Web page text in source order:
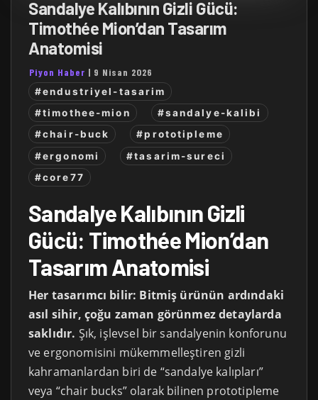
Sandalye Kalıbının Gizli Gücü:
Timothée Mion’dan Tasarım
Anatomisi
Piyon Haber | 9 Nisan 2026
#endustriyel-tasarim
#timothee-mion
#sandalye-kalibi
#chair-buck
#prototipleme
#ergonomi
#tasarim-sureci
#core77
Sandalye Kalıbının Gizli
Gücü: Timothée Mion’dan
Tasarım Anatomisi
Her tasarımcı bilir: Bitmiş ürünün ardındaki
asıl sihir, çoğu zaman görünmez detaylarda
saklıdır. Şık, işlevsel bir sandalyenin konforunu
ve ergonomisini mükemmelleştiren gizli
kahramanlardan biri de “sandalye kalıpları”
veya “chair bucks” olarak bilinen prototipleme